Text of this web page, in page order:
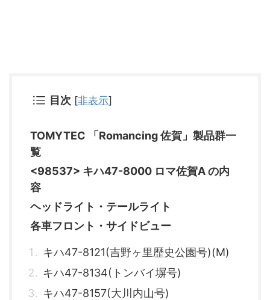
目次 [非表示]
TOMYTEC 「Romancing 佐賀」製品群一
覧
<98537> キハ47-8000 ロマ佐賀A の内
容
ヘッドライト・テールライト
各車フロント・サイドビュー
キハ47-8121(吉野ヶ里歴史公園号)(M)
キハ47-8134(トンバイ塀号)
キハ47-8157(大川内山号)